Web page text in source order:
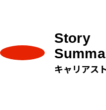
Story
キャリアス